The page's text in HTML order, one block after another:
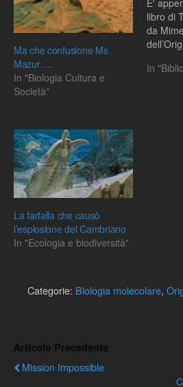
Ma che confusione Ms
Mazur….
In "Biologia Cultura e
Società"
E'
libro di
da
In
La farfalla che causò
l’esplosione del Cambriano
In "Ecologia e biodiversità"
Categorie: Biologia molecolare,
Articolo Precedente
Mission Impossible